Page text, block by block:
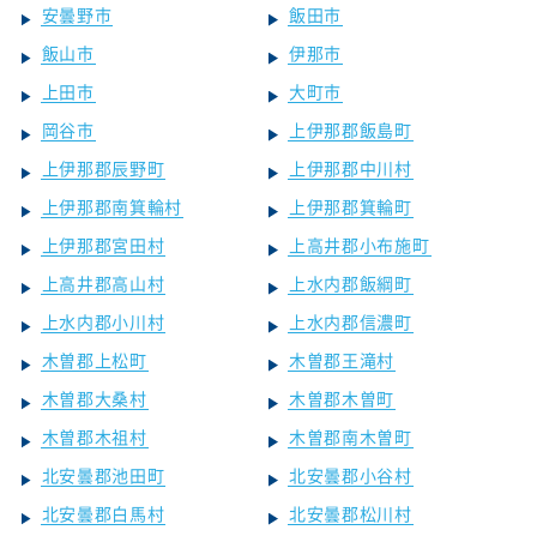
安曇野市
飯田市
飯山市
伊那市
上田市
大町市
岡谷市
上伊那郡飯島町
上伊那郡辰野町
上伊那郡中川村
上伊那郡南箕輪村
上伊那郡箕輪町
上伊那郡宮田村
上高井郡小布施町
上高井郡高山村
上水内郡飯綱町
上水内郡小川村
上水内郡信濃町
木曽郡上松町
木曽郡王滝村
木曽郡大桑村
木曽郡木曽町
木曽郡木祖村
木曽郡南木曽町
北安曇郡池田町
北安曇郡小谷村
北安曇郡白馬村
北安曇郡松川村